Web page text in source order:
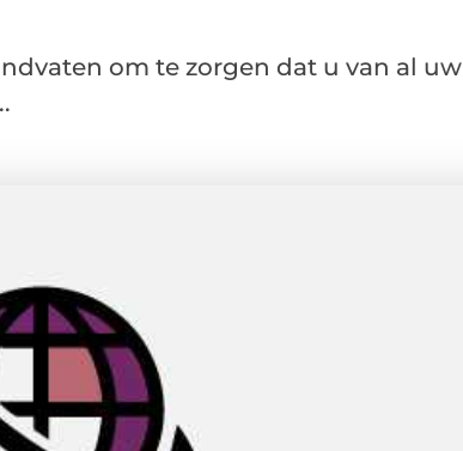
om te zorgen dat u van al uw